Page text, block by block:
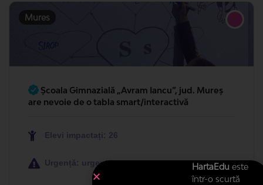
Doua table albe magnetice, tabla inteligenta si
imprimanta multifunctionala
Necesare: Electronice
Elevi impactați: 50
Mures
HartaEdu este
într-o scurtă